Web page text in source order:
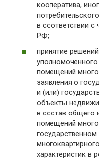
кооператива,
в соответствии
РФ;
принятие
помещений
заявления о
и (или)
объекты
в состав общего
помещений
характеристик в